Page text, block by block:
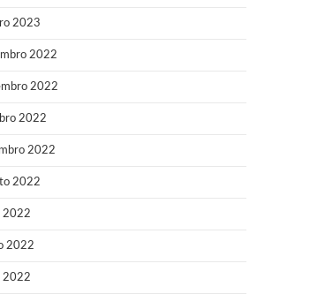
2023
2022
2022
2022
2022
2022
2022
2022
2022